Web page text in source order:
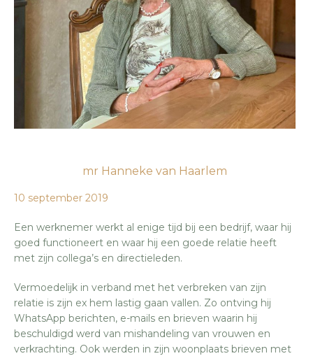
mr Hanneke van Haarlem
10 september 2019
Een werknemer werkt al enige tijd bij een bedrijf, waar hij
goed functioneert en waar hij een goede relatie heeft
met zijn collega’s en directieleden.
Vermoedelijk in verband met het verbreken van zijn
relatie is zijn ex hem lastig gaan vallen. Zo ontving hij
WhatsApp berichten, e-mails en brieven waarin hij
beschuldigd werd van mishandeling van vrouwen en
verkrachting. Ook werden in zijn woonplaats brieven met